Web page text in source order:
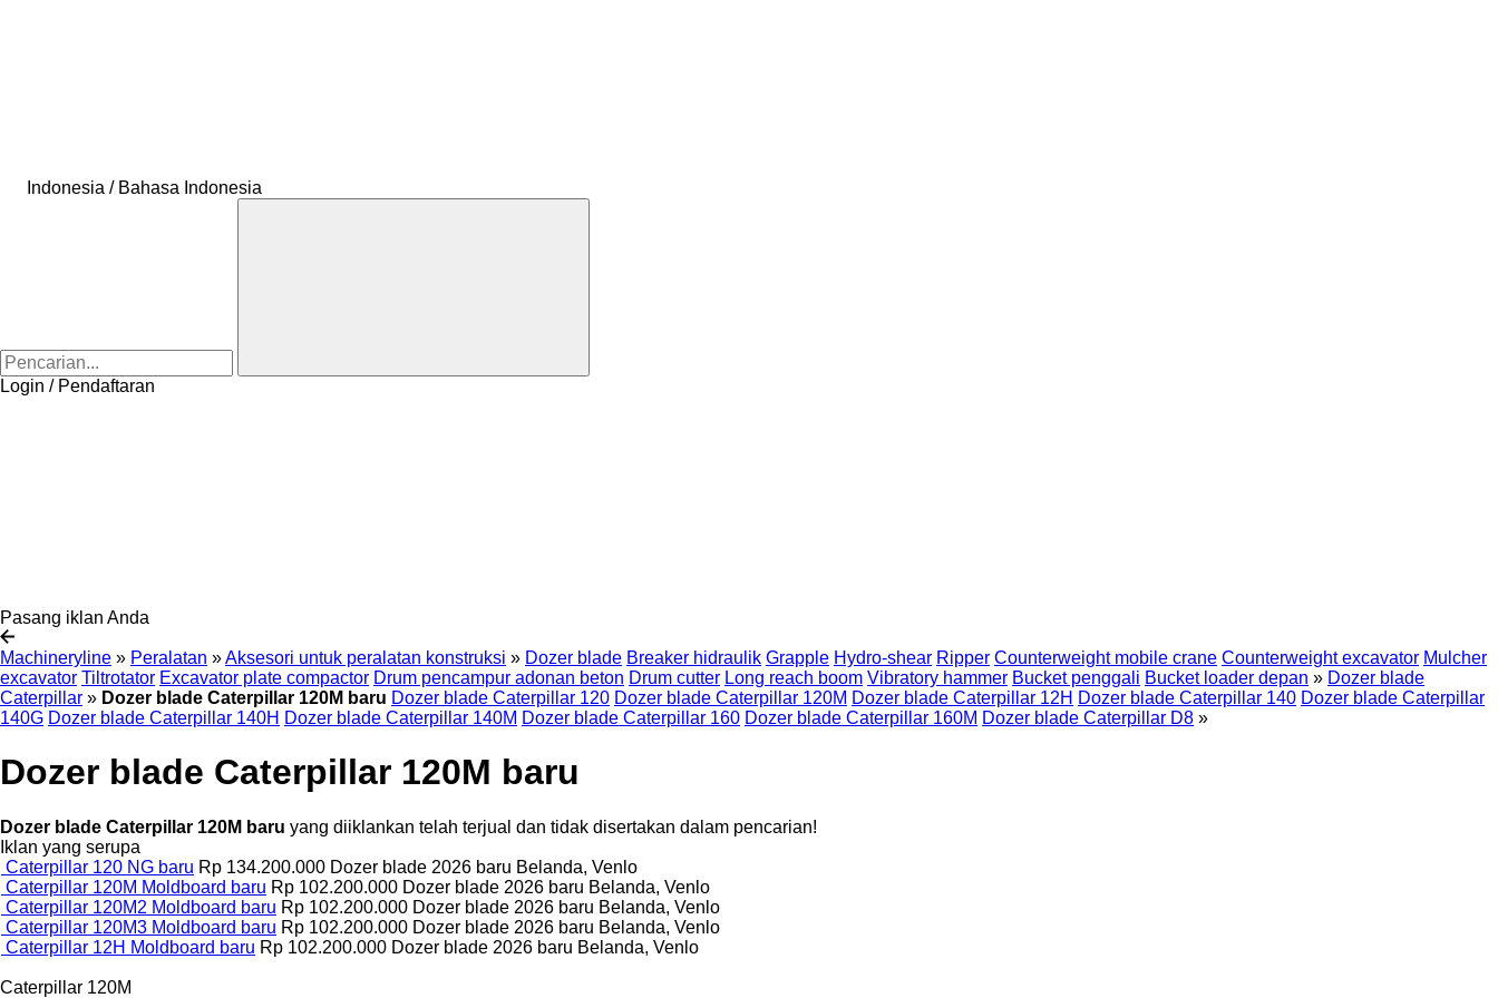
Indonesia / Bahasa Indonesia
Login / Pendaftaran
Pasang iklan Anda
Machineryline » Peralatan »Aksesori untuk peralatan konstruksi » Dozer blade Breaker hidraulik Grapple Hydro-shear Ripper Counterweight mobile crane Counterweight excavator Mulcher
excavator Tiltrotator Excavator plate compactor Drum pencampur adonan beton Drum cutter Long reach boom Vibratory hammer Bucket penggali Bucket loader depan » Dozer blade
Caterpillar » Dozer blade Caterpillar 120M baru Dozer blade Caterpillar 120 Dozer blade Caterpillar 120M Dozer blade Caterpillar 12H Dozer blade Caterpillar 140 Dozer blade Caterpillar
140G Dozer blade Caterpillar 140H Dozer blade Caterpillar 140M Dozer blade Caterpillar 160 Dozer blade Caterpillar 160M Dozer blade Caterpillar D8 »
Dozer blade Caterpillar 120M baru
Dozer blade Caterpillar 120M baru yang diiklankan telah terjual dan tidak disertakan dalam pencarian!
Iklan yang serupa
Caterpillar 120 NG baru Rp 134.200.000 Dozer blade 2026 baru Belanda, Venlo
Caterpillar 120M Moldboard baru Rp 102.200.000 Dozer blade 2026 baru Belanda, Venlo
Caterpillar 120M2 Moldboard baru Rp 102.200.000 Dozer blade 2026 baru Belanda, Venlo
Caterpillar 120M3 Moldboard baru Rp 102.200.000 Dozer blade 2026 baru Belanda, Venlo
Caterpillar 12H Moldboard baru Rp 102.200.000 Dozer blade 2026 baru Belanda, Venlo
Caterpillar 120M